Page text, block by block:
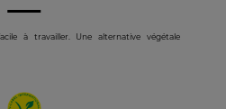
à travailler. Une alternative végétale
Vegan